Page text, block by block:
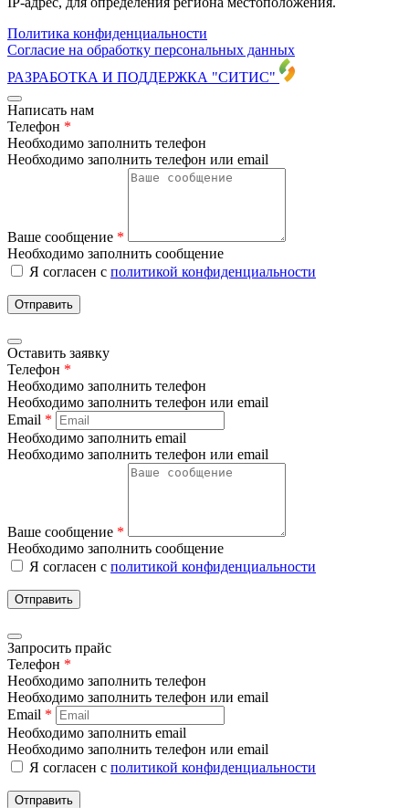
Политика конфиденциальности
Согласие на обработку персональных данных
РАЗРАБОТКА И ПОДДЕРЖКА "СИТИС"
Написать нам
Телефон *
Необходимо заполнить телефон
Необходимо заполнить телефон или email
Ваше сообщение *
Необходимо заполнить сообщение
Я согласен с политикой конфиденциальности
Отправить
Оставить заявку
Телефон *
Необходимо заполнить телефон
Необходимо заполнить телефон или email
Email *
Необходимо заполнить email
Необходимо заполнить телефон или email
Ваше сообщение *
Необходимо заполнить сообщение
Я согласен с политикой конфиденциальности
Отправить
Запросить прайс
Телефон *
Необходимо заполнить телефон
Необходимо заполнить телефон или email
Email *
Необходимо заполнить email
Необходимо заполнить телефон или email
Я согласен с политикой конфиденциальности
Отправить